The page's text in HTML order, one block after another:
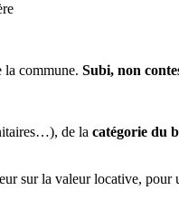
la commune. Subi, non
de la catégorie du
sur la valeur locative,